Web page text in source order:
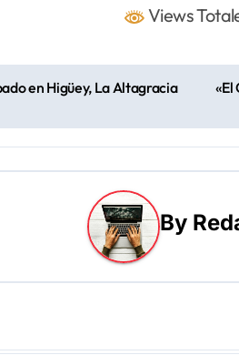
Views
en Higüey, La Altagracia
«El
By